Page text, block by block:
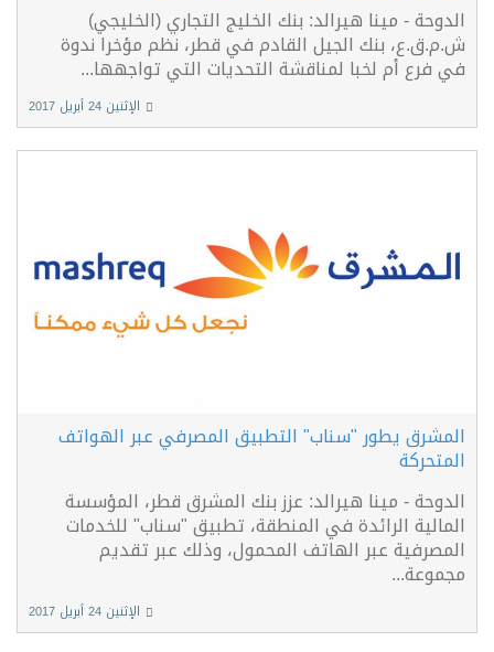
الدوحة - مينا هيرالد: بنك الخليج التجاري (الخليجي)
ش.م.ق.ع، بنك الجيل القادم في قطر، نظم مؤخرا ندوة
في فرع أم لخبا لمناقشة التحديات التي تواجهها...
الإثنين 24 أبريل 2017
المشرق يطور "سناب" التطبيق المصرفي عبر الهواتف
المتحركة
الدوحة - مينا هيرالد: عزز بنك المشرق قطر، المؤسسة
المالية الرائدة في المنطقة، تطبيق "سناب" للخدمات
المصرفية عبر الهاتف المحمول، وذلك عبر تقديم
مجموعة...
الإثنين 24 أبريل 2017